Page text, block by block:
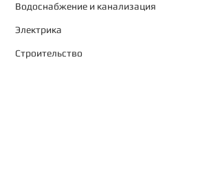
Водоснабжение и канализация
Электрика
Строительство